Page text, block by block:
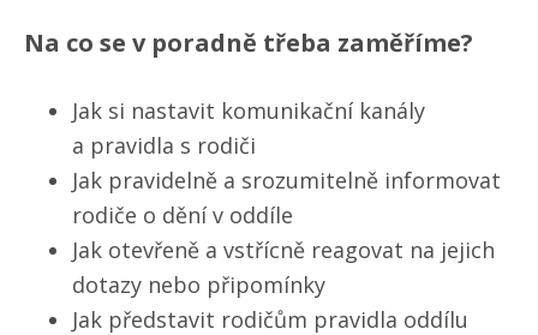
Na co se v poradně třeba zaměříme?
Jak si nastavit komunikační kanály
a pravidla s rodiči
Jak pravidelně a srozumitelně informovat
rodiče o dění v oddíle
Jak otevřeně a vstřícně reagovat na jejich
dotazy nebo připomínky
Jak představit rodičům pravidla oddílu